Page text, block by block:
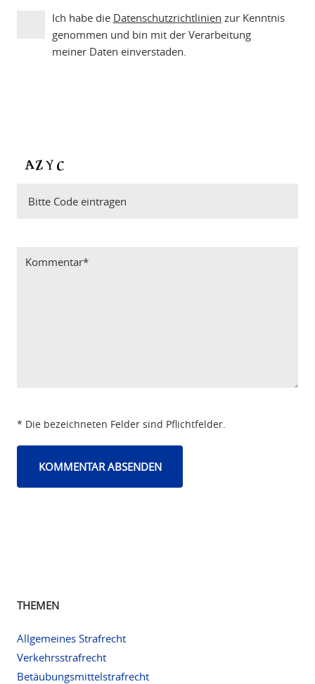
Ich habe die Datenschutzrichtlinien zur Kenntnis
genommen und bin mit der Verarbeitung
meiner Daten einverstaden.
* Die bezeichneten Felder sind Pflichtfelder.
THEMEN
Allgemeines Strafrecht
Verkehrsstrafrecht
Betäubungsmittelstrafrecht